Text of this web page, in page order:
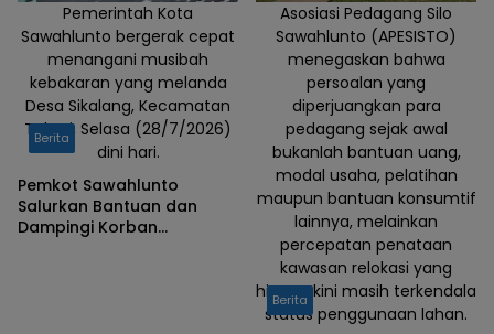
Pemerintah Kota
Sawahlunto bergerak cepat
menangani musibah
kebakaran yang melanda
Desa Sikalang, Kecamatan
Talawi, Selasa (28/7/2026)
dini hari.
Berita
Pemkot Sawahlunto
Salurkan Bantuan dan
Dampingi Korban
Asosiasi Pedagang Silo
Sawahlunto (APESISTO)
menegaskan bahwa
persoalan yang
diperjuangkan para
pedagang sejak awal
bukanlah bantuan uang,
modal usaha, pelatihan
maupun bantuan konsumtif
lainnya, melainkan
percepatan penataan
kawasan relokasi yang
hingga kini masih terkendala
status penggunaan lahan.
Berita